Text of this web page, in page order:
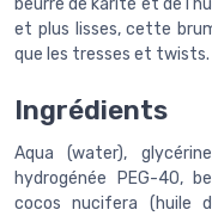
et plus lisses, cette
que les tresses et twists.
Ingrédients
Aqua (water),
hydrogénée PEG-40,
cocos nucifera (huile